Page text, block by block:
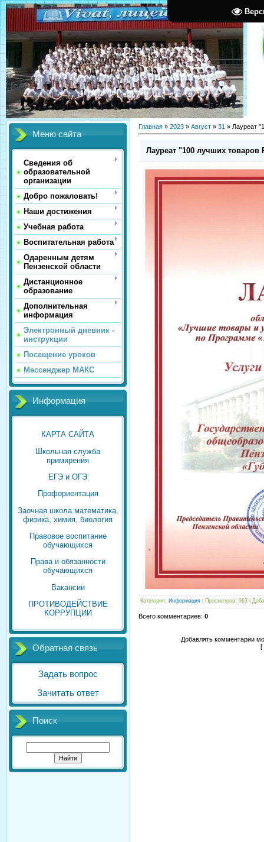
Меню сайта
Сведения об
образовательной
организации
Добро пожаловать!
Наши достижения
Учебная работа
Воспитательная работа
Одаренным детям
Пензенской области
Дистанционное
образование
Дополнительная
информация
Электронный дневник -
инструкции
Посещение уроков
Мессенджер МАКС
Информация
КАРТА САЙТА
Школьная служба
примирения
ЕГЭ и ОГЭ
Профориентация
Заочная школа математика,
физика, химия, биология
Правовое воспитание
обучающихся
Права и обязанности
обучающихся
Вакансии
ПРОТИВОДЕЙСТВИЕ
КОРРУПЦИИ
Обратная связь
Задать вопрос
Зачитать ответ
Поиск
Главная » 2023 » Август » 31 » Лауреат
Лауреат "100 лучших товаров
Категория: Информация Просмотров: 963 |
Всего комментариев: 0
Добавлять комментарии
[